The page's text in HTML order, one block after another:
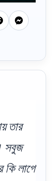
তার
সবুজ
কি লাগে